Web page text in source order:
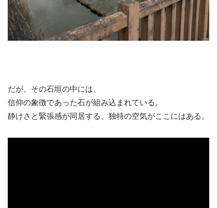
だが、その石垣の中には、
信仰の象徴であった石が組み込まれている。
静けさと緊張感が同居する、独特の空気がここにはある。